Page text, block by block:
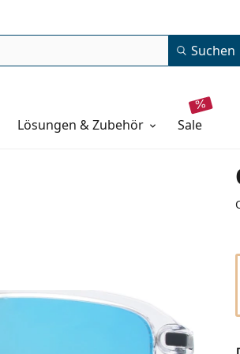
Suchen
Lösungen & Zubehör sale